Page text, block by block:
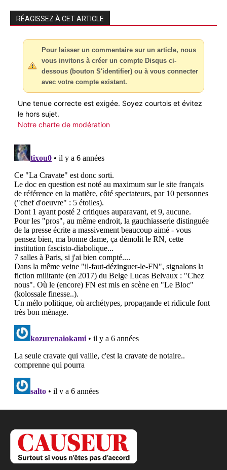
RÉAGISSEZ À CET ARTICLE
Pour laisser un commentaire sur un article, nous
vous invitons à créer un compte Disqus ci-
dessous (bouton S'identifier) ou à vous connecter
avec votre compte existant.
Une tenue correcte est exigée. Soyez courtois et évitez
le hors sujet.
Notre charte de modération